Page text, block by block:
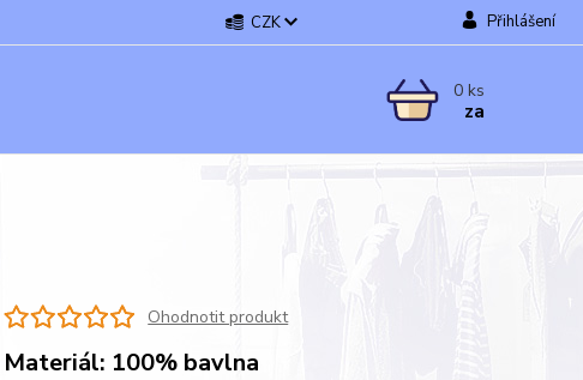
CZK Přihlášení
0 ks
za
Ohodnotit produkt
Materiál: 100% bavlna